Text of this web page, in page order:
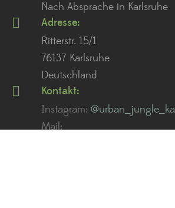
Nach Absprache in Karlsruhe
Adresse:
Ritterstr. 15/1
76137 Karlsruhe
Deutschland
Kontakt:
Instagram:
Mail: